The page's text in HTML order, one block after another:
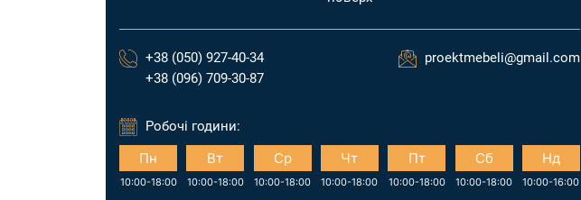
+38 (050) 927-40-34
+38 (096) 709-30-87
proektmebeli@gmail.com
Робочі години:
Пн
10:00-18:00
Вт
10:00-18:00
Ср
10:00-18:00
Чт
10:00-18:00
Пт
10:00-18:00
Сб
10:00-18:00
Нд
10:00-16:00